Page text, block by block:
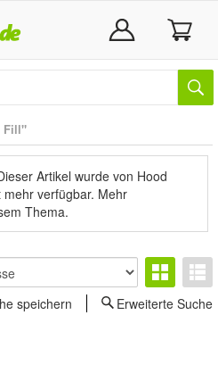
Fill"
Artikel wurde von Hood
verfügbar. Mehr
Thema.
speichern
Erweiterte Suche